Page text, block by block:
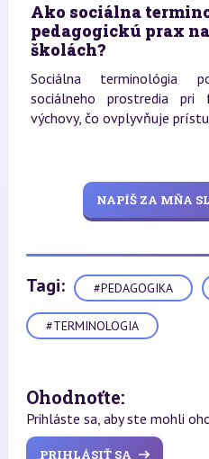
Ako sociálna
pedagogickú prax
školách?
Sociálna terminológia
sociálneho prostredia pri
výchovy, čo ovplyvňuje
NAPÍŠ ZA MŇA
Tagi: #PEDAGOGIKA
#TERMINOLOGIA
Ohodnoťte:
Prihláste sa, aby ste mohli
PRIHLÁSIŤ SA